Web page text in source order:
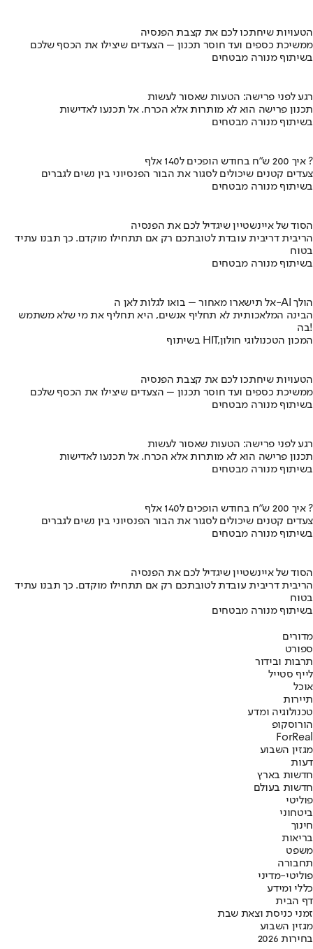
הטעויות שיחתכו לכם את קצבת הפנסיה
ממשיכת כספים ועד חוסר תכנון – הצעדים שיצילו את הכסף שלכם
בשיתוף מנורה מבטחים
רגע לפני פרישה: הטעות שאסור לעשות
תכנון פרישה הוא לא מותרות אלא הכרח. אל תכנעו לאדישות
בשיתוף מנורה מבטחים
איך 200 ש"ח בחודש הופכים ל140 אלף ?
צעדים קטנים שיכולים לסגור את הבור הפנסיוני בין נשים לגברים
בשיתוף מנורה מבטחים
הסוד של איינשטיין שיגדיל לכם את הפנסיה
הריבית דריבית עובדת לטובתכם רק אם תתחילו מוקדם. כך תבנו עתיד
בטוח
בשיתוף מנורה מבטחים
אל תישארו מאחור – בואו לגלות לאן ה-AI הולך
הבינה המלאכותית לא תחליף אנשים, היא תחליף את מי שלא משתמש
בה!
בשיתוף HIT,המכון הטכנולוגי חולון
הטעויות שיחתכו לכם את קצבת הפנסיה
ממשיכת כספים ועד חוסר תכנון – הצעדים שיצילו את הכסף שלכם
בשיתוף מנורה מבטחים
רגע לפני פרישה: הטעות שאסור לעשות
תכנון פרישה הוא לא מותרות אלא הכרח. אל תכנעו לאדישות
בשיתוף מנורה מבטחים
איך 200 ש"ח בחודש הופכים ל140 אלף ?
צעדים קטנים שיכולים לסגור את הבור הפנסיוני בין נשים לגברים
בשיתוף מנורה מבטחים
הסוד של איינשטיין שיגדיל לכם את הפנסיה
הריבית דריבית עובדת לטובתכם רק אם תתחילו מוקדם. כך תבנו עתיד
בטוח
בשיתוף מנורה מבטחים
מדורים
ספורט
תרבות ובידור
לייף סטייל
אוכל
תיירות
טכנולוגיה ומדע
הורוסקופ
ForReal
מגזין השבוע
דעות
חדשות בארץ
חדשות בעולם
פוליטי
ביטחוני
חינוך
בריאות
משפט
תחבורה
פוליטי-מדיני
כללי ומידע
דף הבית
זמני כניסת וצאת שבת
מגזין השבוע
בחירות 2026